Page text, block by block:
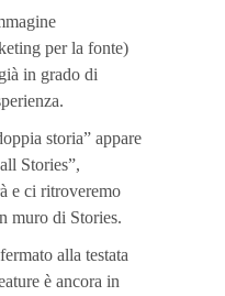
per la fonte)
in grado di
storia” appare
Stories”,
e ci ritroveremo
muro di Stories.
alla testata
è ancora in